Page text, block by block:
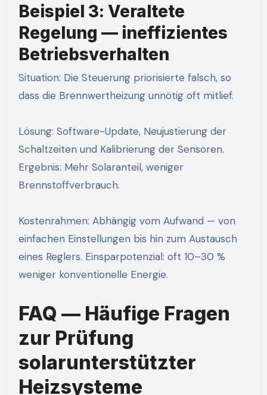
Beispiel 3: Veraltete
Regelung — ineffizientes
Betriebsverhalten
Situation: Die Steuerung priorisierte falsch, so
dass die Brennwertheizung unnötig oft mitlief.
Lösung: Software-Update, Neujustierung der
Schaltzeiten und Kalibrierung der Sensoren.
Ergebnis: Mehr Solaranteil, weniger
Brennstoffverbrauch.
Kostenrahmen: Abhängig vom Aufwand — von
einfachen Einstellungen bis hin zum Austausch
eines Reglers. Einsparpotenzial: oft 10–30 %
weniger konventionelle Energie.
FAQ — Häufige Fragen
zur Prüfung
solarunterstützter
Heizsysteme